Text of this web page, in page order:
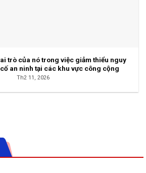
trò của nó trong việc giảm thiểu nguy
an ninh tại các khu vực công cộng
Th2 11, 2026